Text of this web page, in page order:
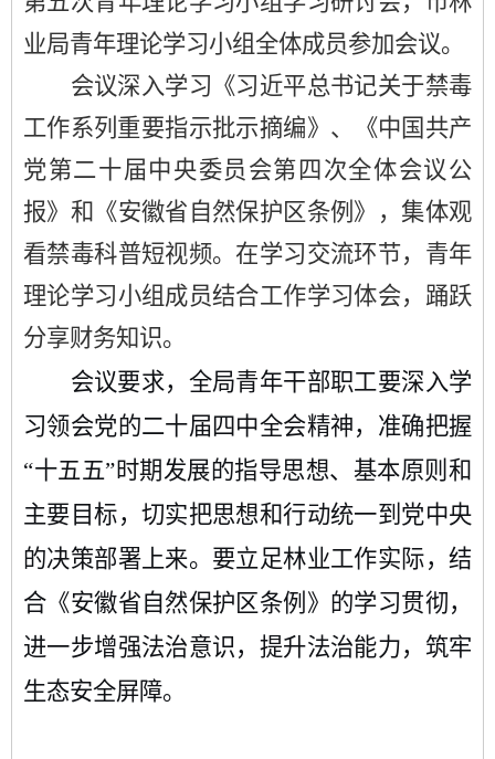
业局青年理论学习小组全体成员参加会议。
会议深入学习《习近平总书记关于禁毒
工作系列重要指示批示摘编》、《中国共产
党第二十届中央委员会第四次全体会议公
报》和《安徽省自然保护区条例》，集体观
看禁毒科普短视频。在学习交流环节，青年
理论学习小组成员结合工作学习体会，踊跃
分享财务知识。
会议要求，全局青年干部职工要深入学
习领会党的二十届四中全会精神，准确把握
“十五五”时期发展的指导思想、基本原则和
主要目标，切实把思想和行动统一到党中央
的决策部署上来。要立足林业工作实际，结
合《安徽省自然保护区条例》的学习贯彻，
进一步增强法治意识，提升法治能力，筑牢
生态安全屏障。